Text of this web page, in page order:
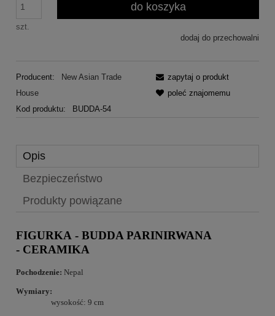
szt.
do koszyka
dodaj do przechowalni
Producent:
New Asian Trade
House
Kod produktu:
BUDDA-54
zapytaj o produkt
poleć znajomemu
Opis
Bezpieczeństwo
Produkty powiązane
FIGURKA - BUDDA PARINIRWANA
- CERAMIKA
Pochodzenie: Nepal
Wymiary:
wysokość: 9 cm